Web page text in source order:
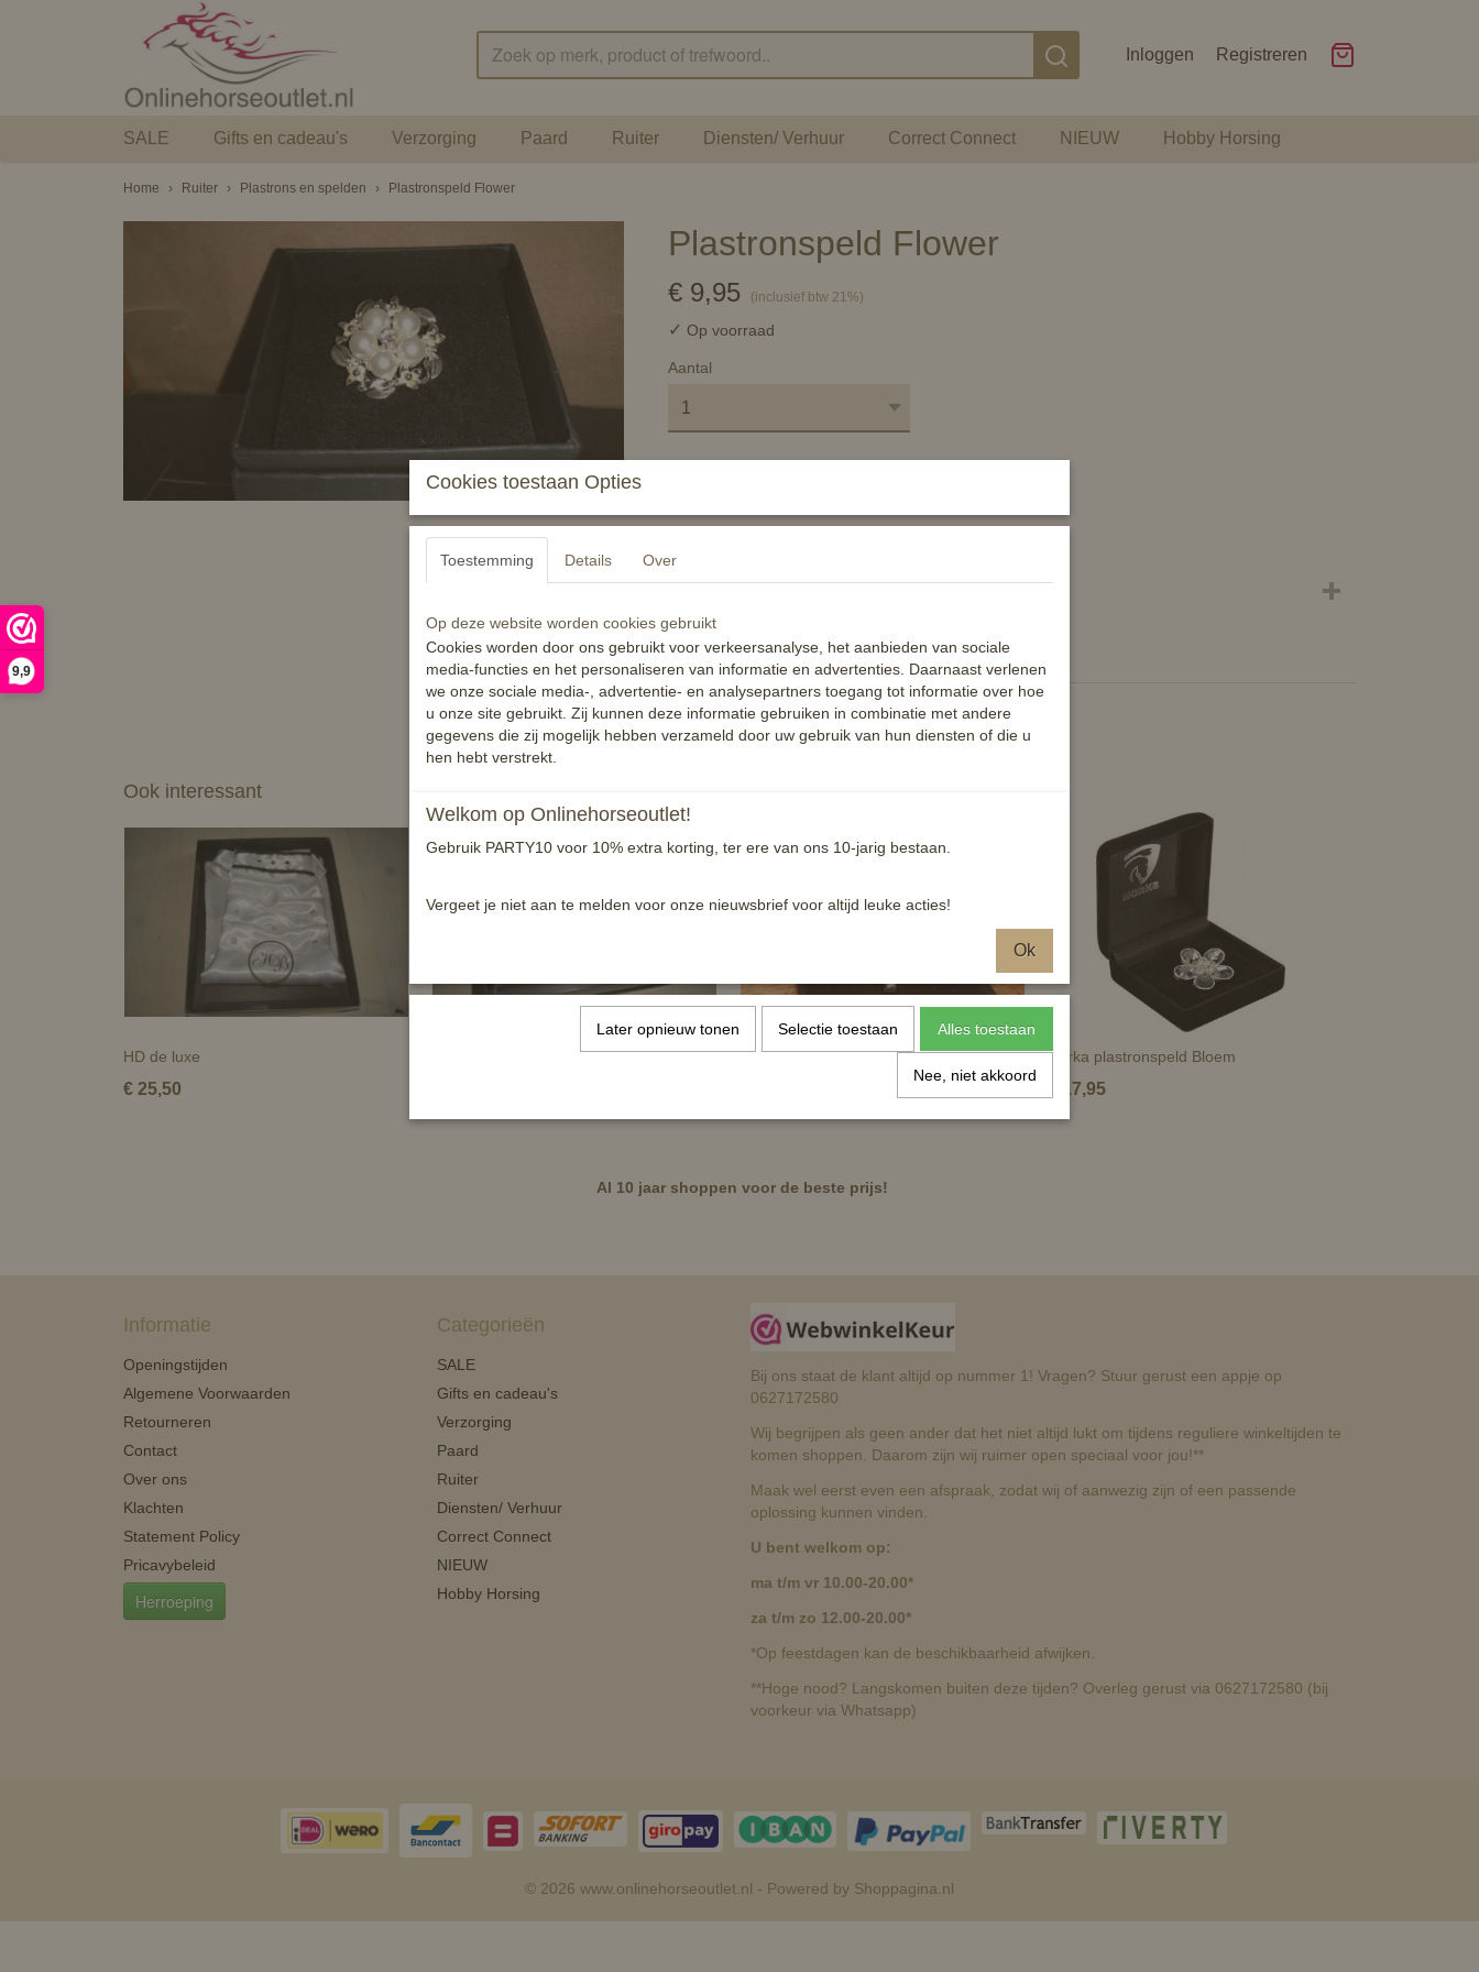
9,9
Inloggen Registreren
SALE Gifts en cadeau's Verzorging Paard Ruiter Diensten/ Verhuur Correct Connect NIEUW Hobby Horsing
Home › Ruiter › Plastrons en spelden › Plastronspeld Flower
Plastronspeld Flower
€ 9,95 (inclusief btw 21%)
✓ Op voorraad
Aantal
Reacties
Ook interessant
HD de luxe
€ 25,50
Paardenspeldje met strass Horka plastronspeld Bloem
€ 17,95
Al 10 jaar shoppen voor de beste prijs!
Informatie
Openingstijden
Algemene Voorwaarden
Retourneren
Contact
Over ons
Klachten
Statement Policy
Pricavybeleid
Herroeping
Categorieën
SALE
Gifts en cadeau's
Verzorging
Paard
Ruiter
Diensten/ Verhuur
Correct Connect
NIEUW
Hobby Horsing
Bij ons staat de klant altijd op nummer 1! Vragen? Stuur gerust een appje op
0627172580
Wij begrijpen als geen ander dat het niet altijd lukt om tijdens reguliere winkeltijden te
komen shoppen. Daarom zijn wij ruimer open speciaal voor jou!**
Maak wel eerst even een afspraak, zodat wij of aanwezig zijn of een passende
oplossing kunnen vinden.
U bent welkom op:
ma t/m vr 10.00-20.00*
za t/m zo 12.00-20.00*
*Op feestdagen kan de beschikbaarheid afwijken.
**Hoge nood? Langskomen buiten deze tijden? Overleg gerust via 0627172580 (bij
voorkeur via Whatsapp)
© 2026 www.onlinehorseoutlet.nl - Powered by Shoppagina.nl
Cookies toestaan Opties
Toestemming Details Over
Op deze website worden cookies gebruikt
Cookies worden door ons gebruikt voor verkeersanalyse, het aanbieden van sociale
media-functies en het personaliseren van informatie en advertenties. Daarnaast verlenen
we onze sociale media-, advertentie- en analysepartners toegang tot informatie over hoe
u onze site gebruikt. Zij kunnen deze informatie gebruiken in combinatie met andere
gegevens die zij mogelijk hebben verzameld door uw gebruik van hun diensten of die u
hen hebt verstrekt.
Welkom op Onlinehorseoutlet!
Gebruik PARTY10 voor 10% extra korting, ter ere van ons 10-jarig bestaan.
Vergeet je niet aan te melden voor onze nieuwsbrief voor altijd leuke acties!
Ok
Later opnieuw tonen Selectie toestaan Alles toestaan
Nee, niet akkoord